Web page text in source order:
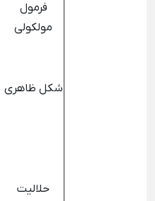
فرمول
مولکولی
شکل ظاهری
حلالیت